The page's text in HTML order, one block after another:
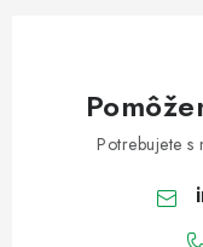
Potrebujete